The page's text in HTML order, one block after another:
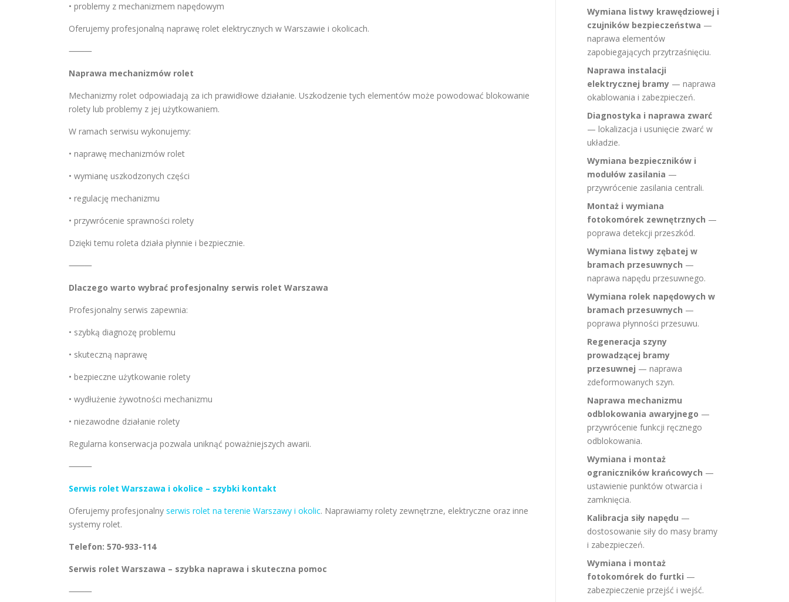
• problemy z mechanizmem napędowym
Oferujemy profesjonalną naprawę rolet elektrycznych w Warszawie i okolicach.
⸻
Naprawa mechanizmów rolet
Mechanizmy rolet odpowiadają za ich prawidłowe działanie. Uszkodzenie tych elementów może powodować blokowanie
rolety lub problemy z jej użytkowaniem.
W ramach serwisu wykonujemy:
• naprawę mechanizmów rolet
• wymianę uszkodzonych części
• regulację mechanizmu
• przywrócenie sprawności rolety
Dzięki temu roleta działa płynnie i bezpiecznie.
⸻
Dlaczego warto wybrać profesjonalny serwis rolet Warszawa
Profesjonalny serwis zapewnia:
• szybką diagnozę problemu
• skuteczną naprawę
• bezpieczne użytkowanie rolety
• wydłużenie żywotności mechanizmu
• niezawodne działanie rolety
Regularna konserwacja pozwala uniknąć poważniejszych awarii.
⸻
Serwis rolet Warszawa i okolice – szybki kontakt
Oferujemy profesjonalny serwis rolet na terenie Warszawy i okolic. Naprawiamy rolety zewnętrzne, elektryczne oraz inne
systemy rolet.
Telefon: 570-933-114
Serwis rolet Warszawa – szybka naprawa i skuteczna pomoc
⸻
Wymiana listwy krawędziowej i
czujników bezpieczeństwa —
naprawa elementów
zapobiegających przytrzaśnięciu.
Naprawa instalacji
elektrycznej bramy — naprawa
okablowania i zabezpieczeń.
Diagnostyka i naprawa zwarć
— lokalizacja i usunięcie zwarć w
układzie.
Wymiana bezpieczników i
modułów zasilania —
przywrócenie zasilania centrali.
Montaż i wymiana
fotokomórek zewnętrznych —
poprawa detekcji przeszkód.
Wymiana listwy zębatej w
bramach przesuwnych —
naprawa napędu przesuwnego.
Wymiana rolek napędowych w
bramach przesuwnych —
poprawa płynności przesuwu.
Regeneracja szyny
prowadzącej bramy
przesuwnej — naprawa
zdeformowanych szyn.
Naprawa mechanizmu
odblokowania awaryjnego —
przywrócenie funkcji ręcznego
odblokowania.
Wymiana i montaż
ograniczników krańcowych —
ustawienie punktów otwarcia i
zamknięcia.
Kalibracja siły napędu —
dostosowanie siły do masy bramy
i zabezpieczeń.
Wymiana i montaż
fotokomórek do furtki —
zabezpieczenie przejść i wejść.